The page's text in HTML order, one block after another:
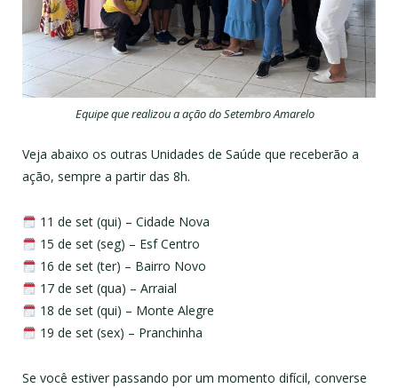
Equipe que realizou a ação do Setembro Amarelo
Veja abaixo os outras Unidades de Saúde que receberão a
ação, sempre a partir das 8h.
11 de set (qui) – Cidade Nova
15 de set (seg) – Esf Centro
16 de set (ter) – Bairro Novo
17 de set (qua) – Arraial
18 de set (qui) – Monte Alegre
19 de set (sex) – Pranchinha
Se você estiver passando por um momento difícil, converse